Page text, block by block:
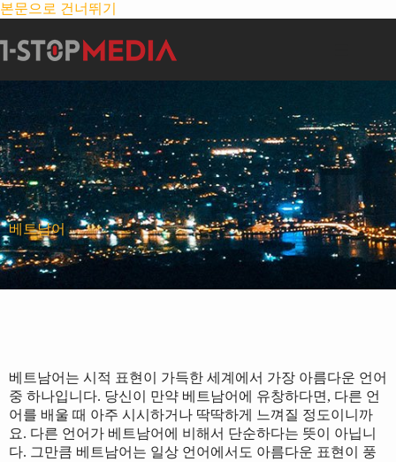
본문으로 건너뛰기
베트남어
베트남어는 시적 표현이 가득한 세계에서 가장 아름다운 언어
중 하나입니다. 당신이 만약 베트남어에 유창하다면, 다른 언
어를 배울 때 아주 시시하거나 딱딱하게 느껴질 정도이니까
요. 다른 언어가 베트남어에 비해서 단순하다는 뜻이 아닙니
다. 그만큼 베트남어는 일상 언어에서도 아름다운 표현이 풍